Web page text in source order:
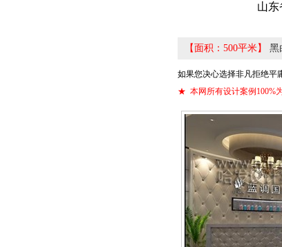
山
【面积：500平米】 黑
如果您决心选择非凡拒绝平
★ 本网所有设计案例100%